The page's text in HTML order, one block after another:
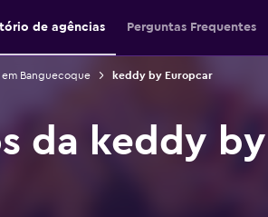
de agências Perguntas Frequentes
Banguecoque keddy by Europcar
da keddy